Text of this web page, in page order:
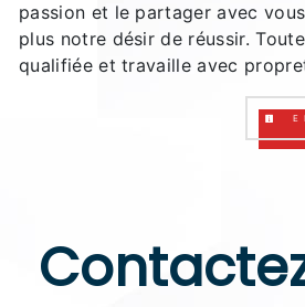
passion et le partager avec
plus notre désir de réussir.
qualifiée et travaille avec